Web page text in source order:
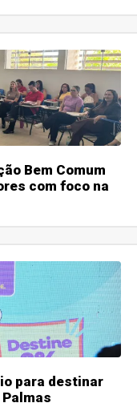
Bem Comum
com foco na
para destinar